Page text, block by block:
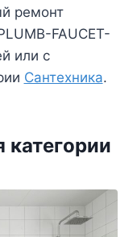
ремонт
FAUCET-
или с
Сантехника.